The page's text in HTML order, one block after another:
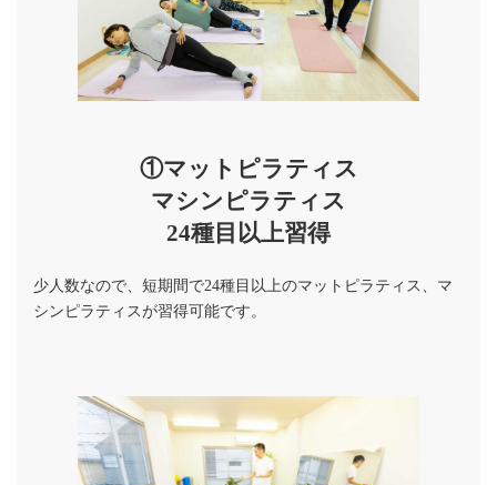
①マットピラティス
マシンピラティス
24種目以上習得
少人数なので、短期間で24種目以上のマットピラティス、マ
シンピラティスが習得可能です。